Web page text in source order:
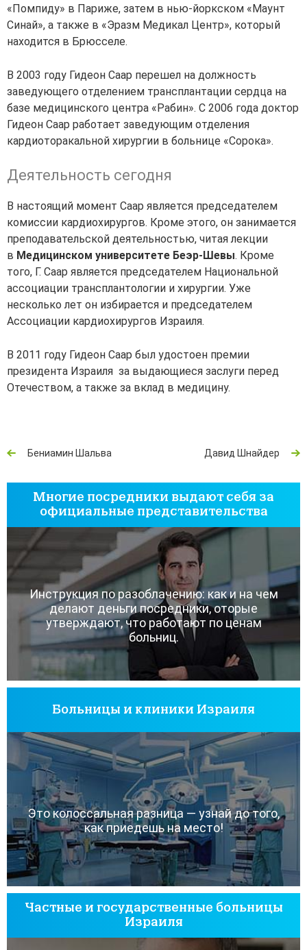
«Помпиду» в Париже, затем в нью-йоркском «Маунт
Синай», а также в «Эразм Медикал Центр», который
находится в Брюсселе.
В 2003 году Гидеон Саар перешел на должность
заведующего отделением трансплантации сердца на
базе медицинского центра «Рабин». С 2006 года доктор
Гидеон Саар работает заведующим отделения
кардиоторакальной хирургии в больнице «Сорока».
Деятельность сегодня
В настоящий момент Саар является председателем
комиссии кардиохирургов. Кроме этого, он занимается
преподавательской деятельностью, читая лекции
в Медицинском университете Беэр-Шевы. Кроме
того, Г. Саар является председателем Национальной
ассоциации трансплантологии и хирургии. Уже
несколько лет он избирается и председателем
Ассоциации кардиохирургов Израиля.
В 2011 году Гидеон Саар был удостоен премии
президента Израиля за выдающиеся заслуги перед
Отечеством, а также за вклад в медицину.
Давид Шнайдер
Бениамин Шальва
Многие посредники выдают себя за
официальные представительства
Инструкция по разоблачению: как и на чем
делают деньги посредники, оторые
утверждают, что работают по ценам
больниц.
Больницы и клиники Израиля
Это колоссальная разница — узнай до того,
как приедешь на место!
Частные и государственные больницы
Израиля